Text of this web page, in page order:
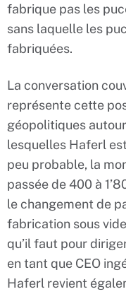
fabrique pas les
sans laquelle les
fabriquées.
La conversation
représente cette
géopolitiques
lesquelles Haferl
peu probable, la
passée de 400 à
le changement de
fabrication sous
qu’il faut pour
en tant que CEO
Haferl revient